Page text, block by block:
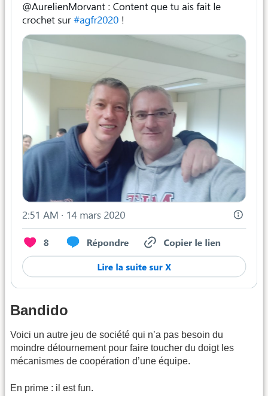
Bandido
Voici un autre jeu de société qui n’a pas besoin du
moindre détournement pour faire toucher du doigt les
mécanismes de coopération d’une équipe.
En prime : il est fun.